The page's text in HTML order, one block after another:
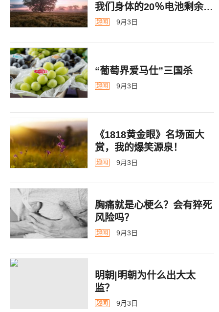
我们身体的20％电池剩余警
告
趣闻 9月3日
“葡萄界爱马仕”三国杀
趣闻 9月3日
《1818黄金眼》名场面大
赏，我的爆笑源泉！
趣闻 9月3日
胸痛就是心梗么？会有猝死
风险吗？
趣闻 9月3日
明朝|明朝为什么出大太
监？ ​​​
趣闻 9月3日